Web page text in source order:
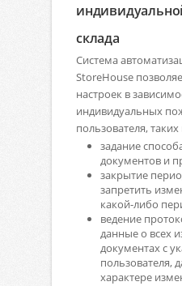
склада
Система
StoreHouse
настроек в
индивидуальных
пользователя, таких
задание
документов и
закрытие
запретить
какой-либо
ведение
данные о всех
документах с
пользователя,
характере